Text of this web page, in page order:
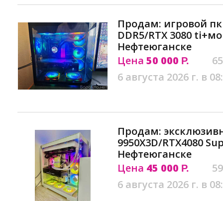
Продам: игровой
DDR5/RTX 3080
Нефтеюганске
Цена 50 000 Р.
6 августа 2026 г. в
Продам:
9950X3D/RTX4080
Нефтеюганске
Цена 45 000 Р.
6 августа 2026 г. в